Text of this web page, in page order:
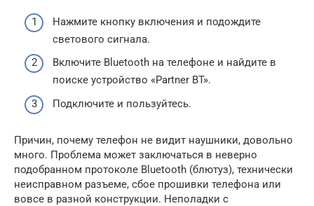
Нажмите кнопку включения и подождите
светового сигнала.
Включите Bluetooth на телефоне и найдите в
поиске устройство «Partner BT».
Подключите и пользуйтесь.
Причин, почему телефон не видит наушники, довольно
много. Проблема может заключаться в неверно
подобранном протоколе Bluetooth (блютуз), технически
неисправном разъеме, сбое прошивки телефона или
вовсе в разной конструкции. Неполадки с